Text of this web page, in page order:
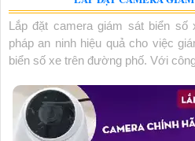
Lắp đặt camera giám sát biển
pháp an ninh hiệu quả cho việc
biển số xe trên đường phố. Với